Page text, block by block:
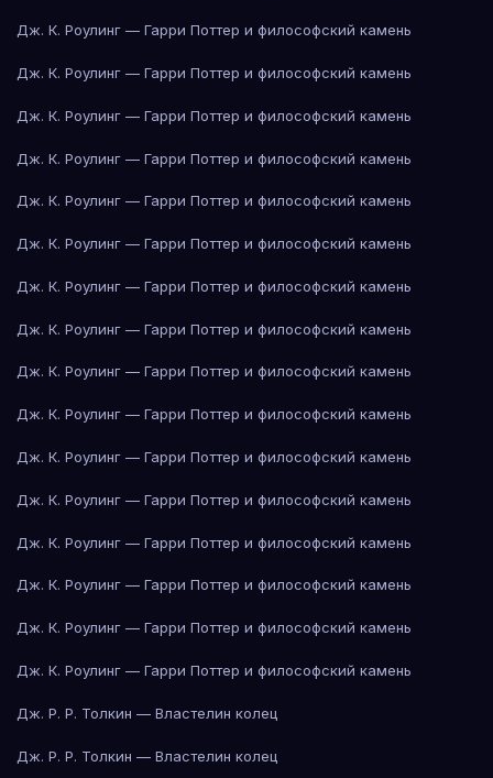
Дж. К. Роулинг — Гарри Поттер и философский камень
Дж. К. Роулинг — Гарри Поттер и философский камень
Дж. К. Роулинг — Гарри Поттер и философский камень
Дж. К. Роулинг — Гарри Поттер и философский камень
Дж. К. Роулинг — Гарри Поттер и философский камень
Дж. К. Роулинг — Гарри Поттер и философский камень
Дж. К. Роулинг — Гарри Поттер и философский камень
Дж. К. Роулинг — Гарри Поттер и философский камень
Дж. К. Роулинг — Гарри Поттер и философский камень
Дж. К. Роулинг — Гарри Поттер и философский камень
Дж. К. Роулинг — Гарри Поттер и философский камень
Дж. К. Роулинг — Гарри Поттер и философский камень
Дж. К. Роулинг — Гарри Поттер и философский камень
Дж. К. Роулинг — Гарри Поттер и философский камень
Дж. К. Роулинг — Гарри Поттер и философский камень
Дж. К. Роулинг — Гарри Поттер и философский камень
Дж. Р. Р. Толкин — Властелин колец
Дж. Р. Р. Толкин — Властелин колец